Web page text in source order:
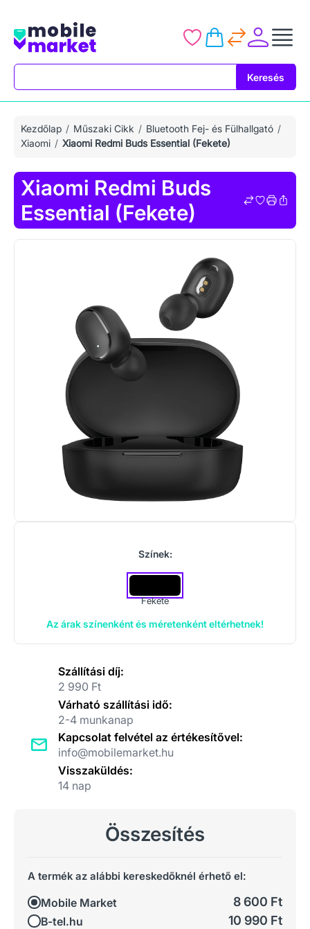
Keresés
Kezdőlap Műszaki Cikk
Bluetooth Fej- és Fülhallgató
Xiaomi
Xiaomi Redmi Buds Essential (Fekete)
Xiaomi Redmi Buds
Essential (Fekete)
Színek:
Fekete
Az árak színenként és méretenként eltérhetnek!
Szállítási díj:
2 990 Ft
Várható szállítási idő:
2-4 munkanap
Kapcsolat felvétel az értékesítővel:
info@mobilemarket.hu
Visszaküldés:
14 nap
Összesítés
A termék az alábbi kereskedőknél érhető el:
Mobile Market 8 600 Ft
B-tel.hu 10 990 Ft